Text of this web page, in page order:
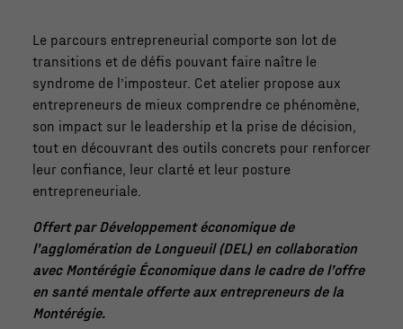
Le parcours entrepreneurial comporte son lot de
transitions et de défis pouvant faire naître le
syndrome de l’imposteur. Cet atelier propose aux
entrepreneurs de mieux comprendre ce phénomène,
son impact sur le leadership et la prise de décision,
tout en découvrant des outils concrets pour renforcer
leur confiance, leur clarté et leur posture
entrepreneuriale.
Offert par Développement économique de
l’agglomération de Longueuil (DEL) en collaboration
avec Montérégie Économique dans le cadre de l’offre
en santé mentale offerte aux entrepreneurs de la
Montérégie.